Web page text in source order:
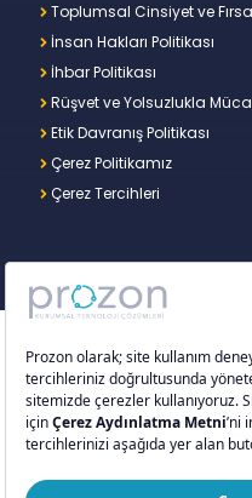
Toplumsal Cinsiyet ve
İnsan Hakları Politikası
İhbar Politikası
Rüşvet ve Yolsuzlukla
Etik Davranış Politikası
Çerez Politikamız
Çerez Tercihleri
Copyright © 2026 –
Prozon Kurumsal
Şirketi,Proventus
tescilli markası ve